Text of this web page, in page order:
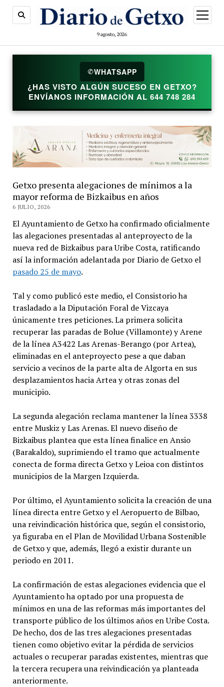
9 agosto, 2026
abrir
menú
✆WHATSAPP
¿HAS VISTO ALGÚN SUCESO EN GETXO?
ENVÍANOS INFORMACIÓN AL 644 748 284
Getxo presenta alegaciones de mínimos a la
mayor reforma de Bizkaibus en años
6 JULIO, 2026
El Ayuntamiento de Getxo ha confirmado oficialmente
las alegaciones presentadas al anteproyecto de la
nueva red de Bizkaibus para Uribe Costa, ratificando
así la información adelantada por Diario de Getxo el
pasado 25 de mayo.
Tal y como publicó este medio, el Consistorio ha
trasladado a la Diputación Foral de Vizcaya
únicamente tres peticiones. La primera solicita
recuperar las paradas de Bolue (Villamonte) y Arene
de la línea A3422 Las Arenas-Berango (por Artea),
eliminadas en el anteproyecto pese a que daban
servicio a vecinos de la parte alta de Algorta en sus
desplazamientos hacia Artea y otras zonas del
municipio.
La segunda alegación reclama mantener la línea 3338
entre Muskiz y Las Arenas. El nuevo diseño de
Bizkaibus plantea que esta línea finalice en Ansio
(Barakaldo), suprimiendo el tramo que actualmente
conecta de forma directa Getxo y Leioa con distintos
municipios de la Margen Izquierda.
Por último, el Ayuntamiento solicita la creación de una
línea directa entre Getxo y el Aeropuerto de Bilbao,
una reivindicación histórica que, según el consistorio,
ya figuraba en el Plan de Movilidad Urbana Sostenible
de Getxo y que, además, llegó a existir durante un
periodo en 2011.
La confirmación de estas alegaciones evidencia que el
Ayuntamiento ha optado por una propuesta de
mínimos en una de las reformas más importantes del
transporte público de los últimos años en Uribe Costa.
De hecho, dos de las tres alegaciones presentadas
tienen como objetivo evitar la pérdida de servicios
actuales o recuperar paradas existentes, mientras que
la tercera recupera una reivindicación ya planteada
anteriormente.